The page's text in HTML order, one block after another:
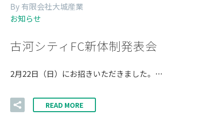
By 有限会社大城産業
お知らせ
古河シティFC新体制発表会
2月22日（日）にお招きいただきました。…
READ MORE